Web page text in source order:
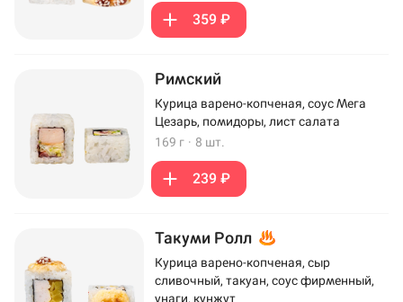
359 ₽
Римский
Курица варено-копченая, соус Мега
Цезарь, помидоры, лист салата
169 г · 8 шт.
239 ₽
Такуми Ролл
Курица варено-копченая, сыр
сливочный, такуан, соус фирменный,
унаги, кунжут